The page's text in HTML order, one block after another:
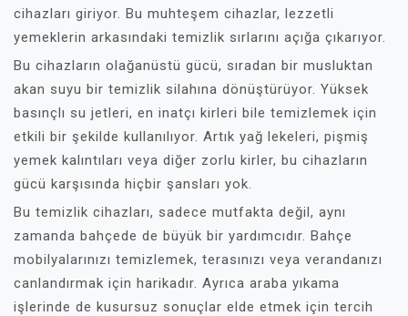
cihazları giriyor. Bu muhteşem cihazlar, lezzetli
yemeklerin arkasındaki temizlik sırlarını açığa çıkarıyor.
Bu cihazların olağanüstü gücü, sıradan bir musluktan
akan suyu bir temizlik silahına dönüştürüyor. Yüksek
basınçlı su jetleri, en inatçı kirleri bile temizlemek için
etkili bir şekilde kullanılıyor. Artık yağ lekeleri, pişmiş
yemek kalıntıları veya diğer zorlu kirler, bu cihazların
gücü karşısında hiçbir şansları yok.
Bu temizlik cihazları, sadece mutfakta değil, aynı
zamanda bahçede de büyük bir yardımcıdır. Bahçe
mobilyalarınızı temizlemek, terasınızı veya verandanızı
canlandırmak için harikadır. Ayrıca araba yıkama
işlerinde de kusursuz sonuçlar elde etmek için tercih